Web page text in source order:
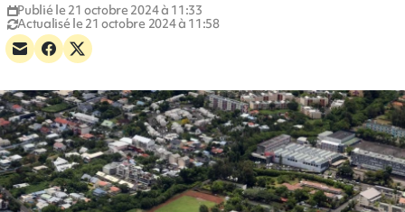
Publié le 21 octobre 2024 à 11:33
Actualisé le 21 octobre 2024 à 11:58